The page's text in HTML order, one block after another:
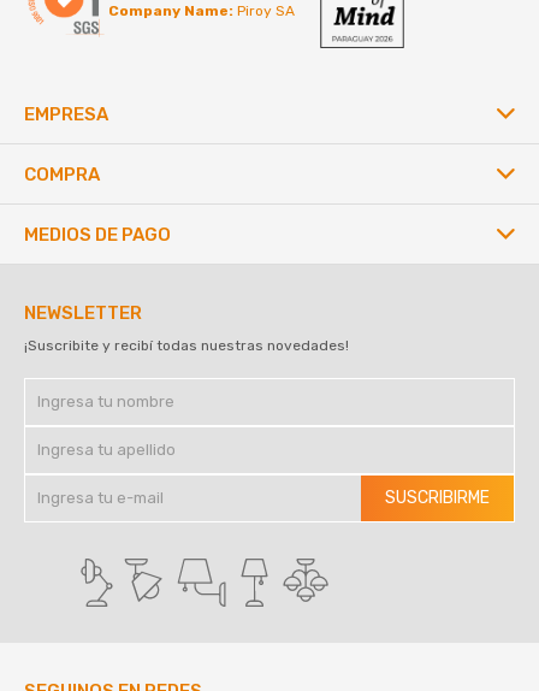
Company Name: Piroy SA
EMPRESA
COMPRA
NEWSLETTER
¡Suscribite y recibí todas nuestras novedades!
SUSCRIBIRME
MEDIOS DE PAGO